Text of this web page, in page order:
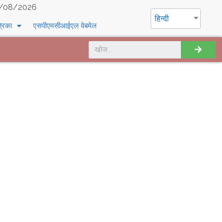
08/2026
एसपीएमसीआईएल वेबमेल
हिन्दी